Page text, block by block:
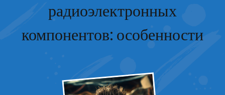
радиоэлектронных
компонентов: особенности